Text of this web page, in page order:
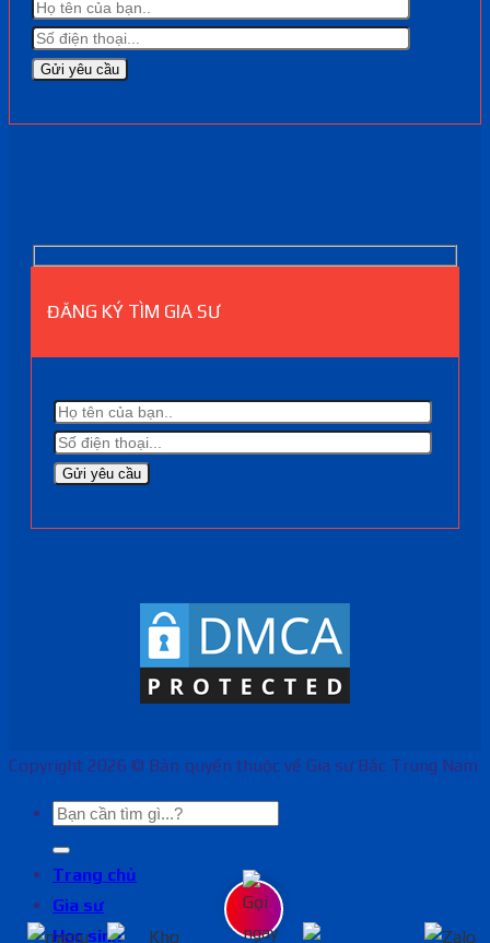
ĐĂNG KÝ TÌM GIA SƯ
Copyright 2026 © Bản quyền thuộc về Gia sư Bắc Trung Nam
Trang chủ
Gia sư
Học sinh